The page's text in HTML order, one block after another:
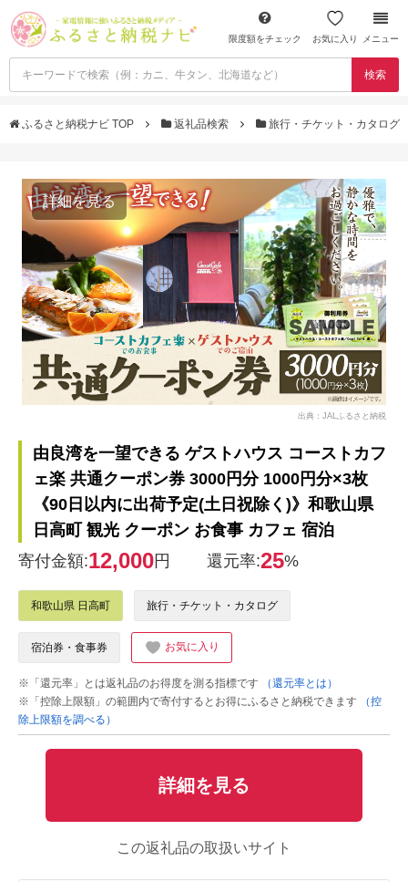
限度額をチェック お気に入り メニュー
検索
ふるさと納税ナビ TOP 返礼品検索 旅行・チケット・カタログ
詳細を見る
出典：JALふるさと納税
由良湾を一望できる ゲストハウス コーストカフ
ェ楽 共通クーポン券 3000円分 1000円分×3枚
《90日以内に出荷予定(土日祝除く)》和歌山県
日高町 観光 クーポン お食事 カフェ 宿泊
寄付金額:12,000円 還元率:25%
和歌山県 日高町 旅行・チケット・カタログ
宿泊券・食事券 お気に入り
※「還元率」とは返礼品のお得度を測る指標です
（還元率とは）
※「控除上限額」の範囲内で寄付するとお得にふるさと納税できます
（控
除上限額を調べる）
詳細を見る
この返礼品の取扱いサイト